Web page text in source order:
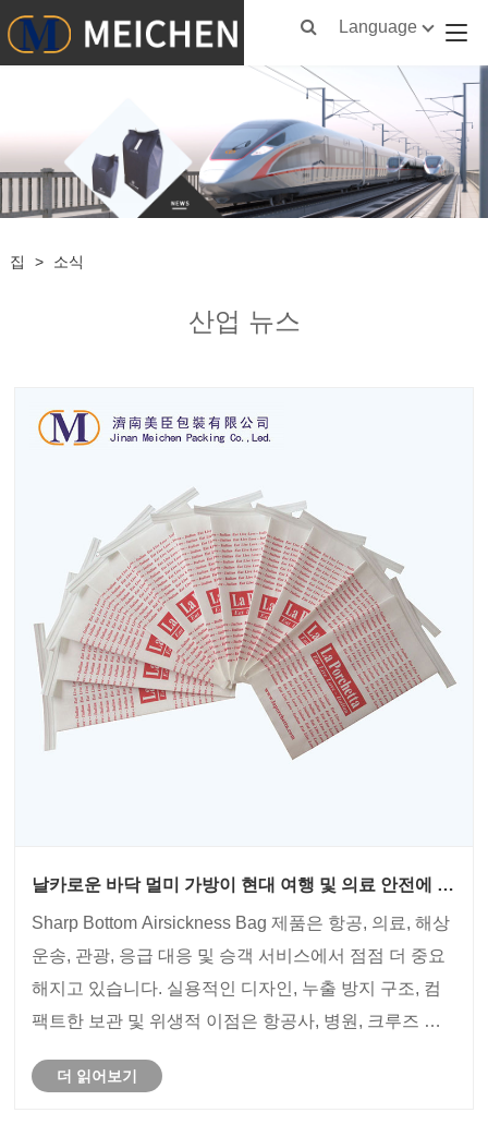
Language
집 > 소식
산업 뉴스
날카로운 바닥 멀미 가방이 현대 여행 및 의료 안전에 필
Sharp Bottom Airsickness Bag 제품은 항공, 의료, 해상
운송, 관광, 응급 대응 및 승객 서비스에서 점점 더 중요
해지고 있습니다. 실용적인 디자인, 누출 방지 구조, 컴
팩트한 보관 및 위생적 이점은 항공사, 병원, 크루즈 선
하는 데 도움이 됩니다.
더 읽어보기